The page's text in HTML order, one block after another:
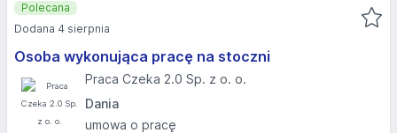
Osoba wykonująca pracę na stoczni
Praca Czeka 2.0 Sp. z o. o.
Dania
umowa o pracę
Polecana
Dodana 4 sierpnia